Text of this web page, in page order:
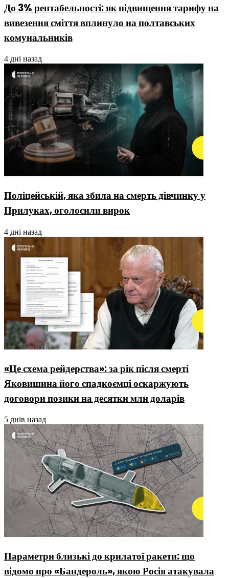
До 3% рентабельності: як підвищення тарифу на
вивезення сміття вплинуло на полтавських
комунальників
4 дні назад
Поліцейській, яка збила на смерть дівчинку у
Прилуках, оголосили вирок
4 дні назад
«Це схема рейдерства»: за рік після смерті
Яковишина його спадкоємці оскаржують
договори позики на десятки млн доларів
5 днів назад
Параметри близькі до крилатої ракети: що
відомо про «Бандероль», якою Росія атакувала